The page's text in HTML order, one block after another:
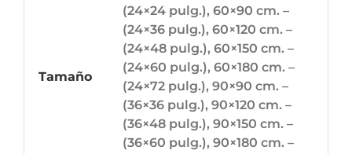
Tamaño
(24×24 pulg.), 60×90 cm. –
(24×36 pulg.), 60×120 cm. –
(24×48 pulg.), 60×150 cm. –
(24×60 pulg.), 60×180 cm. –
(24×72 pulg.), 90×90 cm. –
(36×36 pulg.), 90×120 cm. –
(36×48 pulg.), 90×150 cm. –
(36×60 pulg.), 90×180 cm. –